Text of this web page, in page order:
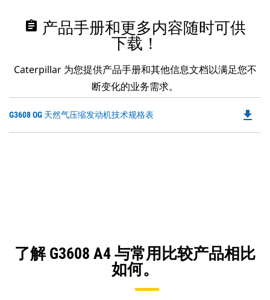
assignment 产品手册和更多内容随时可供
下载！
Caterpillar 为您提供产品手册和其他信息文档以满足您不
断变化的业务需求。
G3608 OG 天然气压缩发动机技术规格表 file_download
了解 G3608 A4 与常用比较产品相比
如何。